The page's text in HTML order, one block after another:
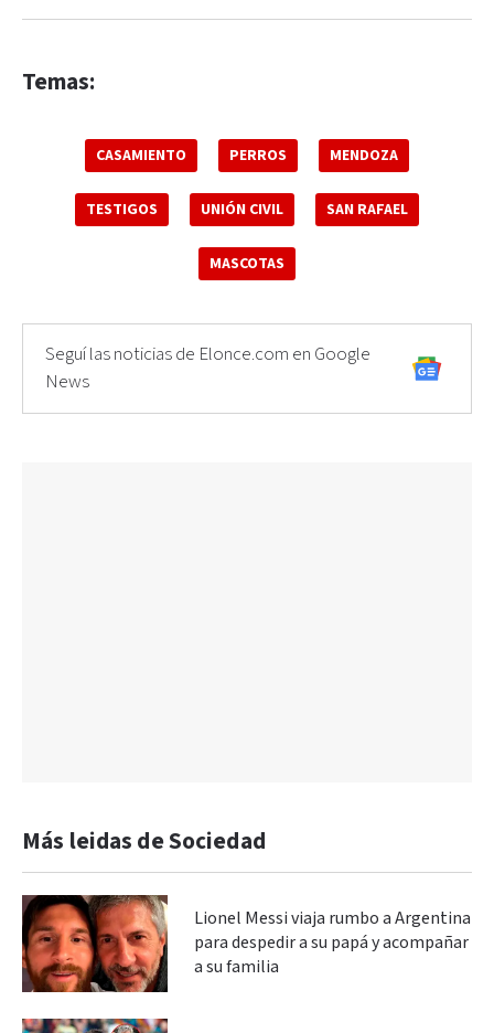
Temas:
CASAMIENTO PERROS MENDOZA
TESTIGOS UNIÓN CIVIL SAN RAFAEL
MASCOTAS
Seguí las noticias de Elonce.com en Google
News
Más leidas de Sociedad
Lionel Messi viaja rumbo a Argentina
para despedir a su papá y acompañar
a su familia